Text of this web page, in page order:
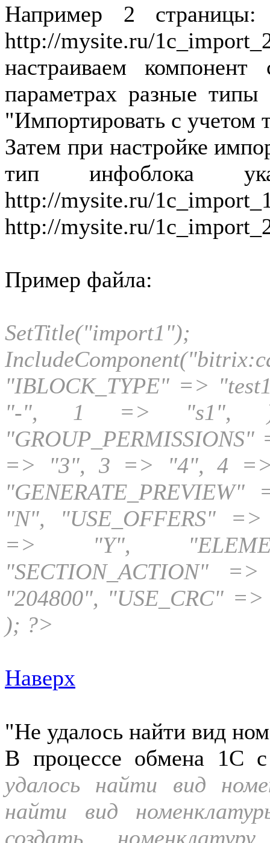
Например 2 страницы:
http://mysite.ru/
настраиваем
параметрах разные
"Импортировать с учетом
Затем при настройке
тип инфоблока
http://mysite.ru/
http://mysite.ru/
Пример файла:
"IBLOCK_TYPE" =>
"-", 1 => "s1", ),
=> "3", 3 => "4", 4
"N", "USE_OFFERS"
=> "Y",
"SECTION_ACTION"
"204800", "USE_CRC"
); ?>
Наверх
"Не удалось найти вид
В процессе обмена 1С
удалось найти вид
найти вид
создать